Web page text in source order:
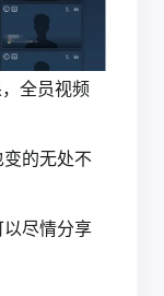
全员视频
的无处不
尽情分享